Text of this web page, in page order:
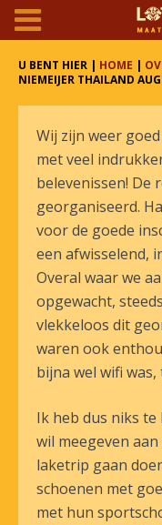
U BENT HIER | HOME |
NIEMEIJER THAILAND
Wij zijn weer
met veel
belevenissen! De
georganiseerd.
voor de goede
een afwisselend,
Overal waar we
opgewacht,
vlekkeloos dit
waren ook
bijna wel wifi was,
Ik heb dus niks
wil meegeven
laketrip gaan
schoenen met
met hun